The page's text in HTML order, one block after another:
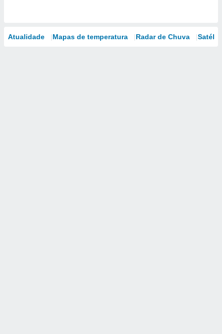
Atualidade Mapas de temperatura Radar de Chuva